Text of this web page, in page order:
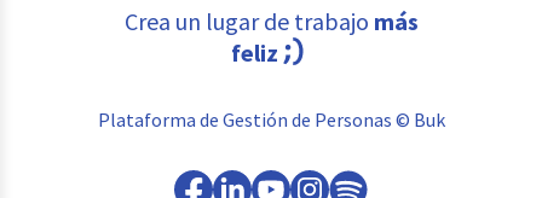
Crea un lugar de trabajo más
feliz
Plataforma de Gestión de Personas © Buk